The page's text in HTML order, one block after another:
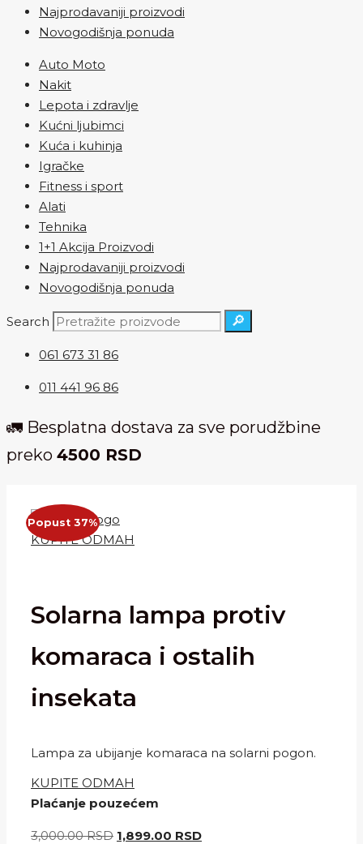
Najprodavaniji proizvodi
Novogodišnja ponuda
Auto Moto
Nakit
Lepota i zdravlje
Kućni ljubimci
Kuća i kuhinja
Igračke
Fitness i sport
Alati
Tehnika
1+1 Akcija Proizvodi
Najprodavaniji proizvodi
Novogodišnja ponuda
Search 🔎
061 673 31 86
011 441 96 86
🚛 Besplatna dostava za sve porudžbine
preko 4500 RSD
KUPITE ODMAH
Solarna lampa protiv
komaraca i ostalih
insekata
Lampa za ubijanje komaraca na solarni pogon.
KUPITE ODMAH
Plaćanje pouzećem
3,000.00RSD Originalna
1,899.00 RSDTrenutna
Popust 37%